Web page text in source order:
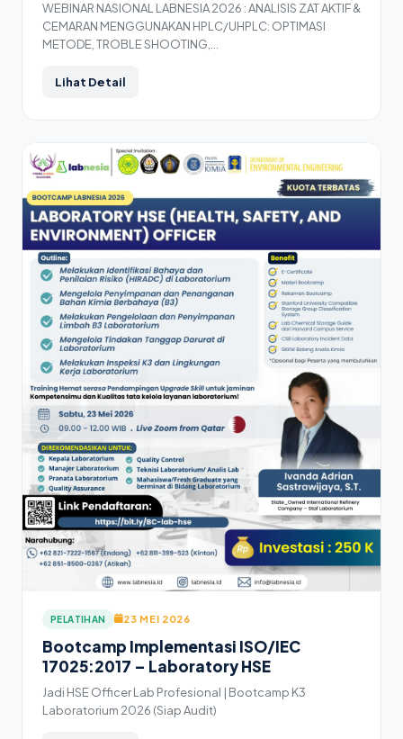
WEBINAR NASIONAL LABNESIA 2026 : ANALISIS ZAT AKTIF &
CEMARAN MENGGUNAKAN HPLC/UHPLC: OPTIMASI
METODE, TROBLE SHOOTING,…
Lihat Detail
PELATIHAN 23 MEI 2026
Bootcamp Implementasi ISO/IEC
17025:2017 – Laboratory HSE
Jadi HSE Officer Lab Profesional | Bootcamp K3
Laboratorium 2026 (Siap Audit)